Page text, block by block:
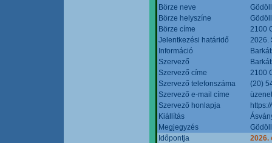
Börze neve
Börze helyszíne
Börze címe
2100
Jelentkezési határidő
2026.
Információ
Szervező
Szervező címe
2100
Szervező telefonszáma
(20)
Szervező e-mail címe
Szervező honlapja
Kiállítás
Megjegyzés
Időpontja
2026.